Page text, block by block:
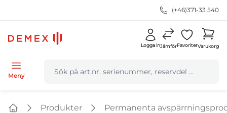
(+46)371-33 540
Logga inJämförFavoriterVarukorg
Meny
Produkter Permanenta